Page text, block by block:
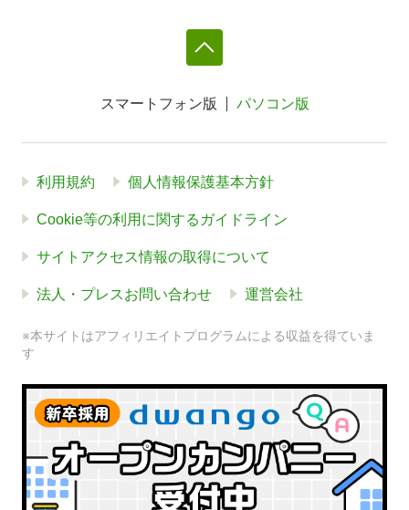
スマートフォン版 パソコン版
利用規約 個人情報保護基本方針
Cookie等の利用に関するガイドライン
サイトアクセス情報の取得について
法人・プレスお問い合わせ 運営会社
※本サイトはアフィリエイトプログラムによる収益を得ていま
す